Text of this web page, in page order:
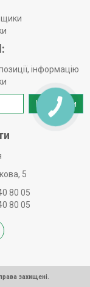
інформацію
Надіслати
5
80 05
80 05
захищені.